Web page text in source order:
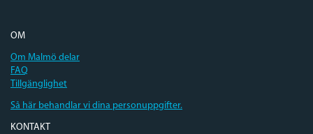
OM
Om Malmö delar
FAQ
Tillgänglighet
Så här behandlar vi dina personuppgifter.
KONTAKT